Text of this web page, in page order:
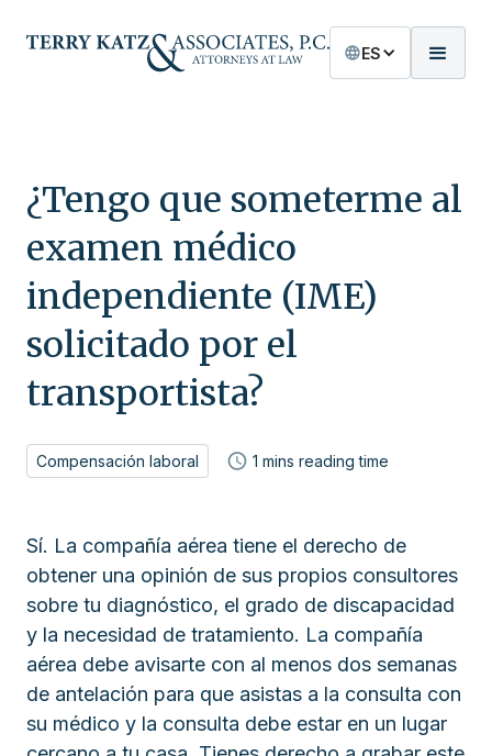
ES
¿Tengo que someterme al
examen médico
independiente (IME)
solicitado por el
transportista?
Compensación laboral 1 mins reading time
Sí. La compañía aérea tiene el derecho de
obtener una opinión de sus propios consultores
sobre tu diagnóstico, el grado de discapacidad
y la necesidad de tratamiento. La compañía
aérea debe avisarte con al menos dos semanas
de antelación para que asistas a la consulta con
su médico y la consulta debe estar en un lugar